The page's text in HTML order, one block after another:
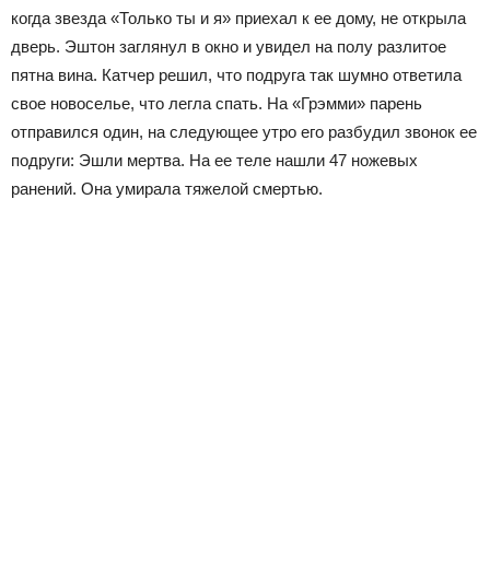
когда звезда «Только ты и я» приехал к ее дому, не открыла
дверь. Эштон заглянул в окно и увидел на полу разлитое
пятна вина. Катчер решил, что подруга так шумно ответила
свое новоселье, что легла спать. На «Грэмми» парень
отправился один, на следующее утро его разбудил звонок ее
подруги: Эшли мертва. На ее теле нашли 47 ножевых
ранений. Она умирала тяжелой смертью.